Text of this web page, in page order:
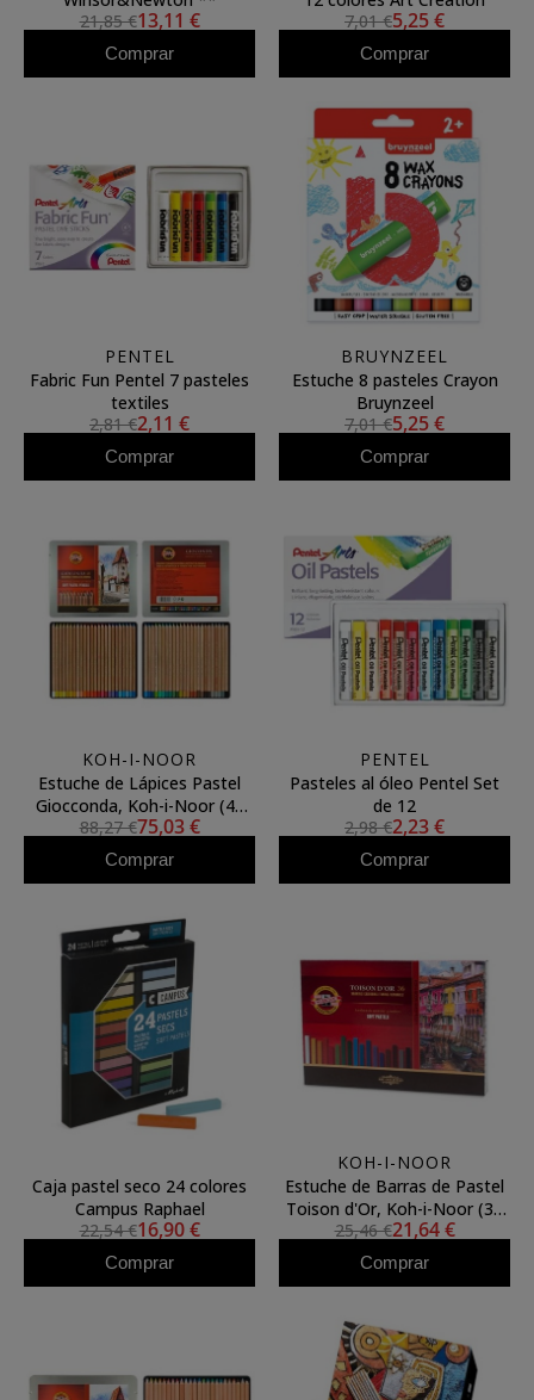
21,85 €13,11 €
Comprar
7,01 €5,25 €
Comprar
PENTEL
Fabric Fun Pentel 7 pasteles
textiles
2,81 €2,11 €
Comprar
BRUYNZEEL
Estuche 8 pasteles Crayon
Bruynzeel
7,01 €5,25 €
Comprar
KOH-I-NOOR
Estuche de Lápices Pastel
Giocconda, Koh-i-Noor (48
colores)
88,27 €75,03 €
Comprar
PENTEL
Pasteles al óleo Pentel Set
de 12
2,98 €2,23 €
Comprar
Caja pastel seco 24 colores
Campus Raphael
22,54 €16,90 €
Comprar
KOH-I-NOOR
Estuche de Barras de Pastel
Toison d'Or, Koh-i-Noor (36
colores) **
25,46 €21,64 €
Comprar